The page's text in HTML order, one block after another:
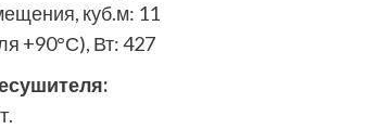
куб.м: 11
+90°С), Вт: 427